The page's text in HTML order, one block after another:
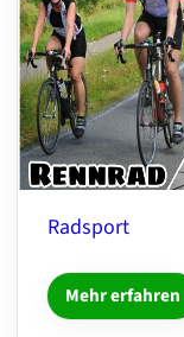
Radsport
Mehr erfahren